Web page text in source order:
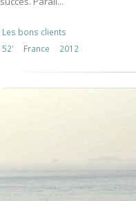
Les bons clients
52'
France 2012